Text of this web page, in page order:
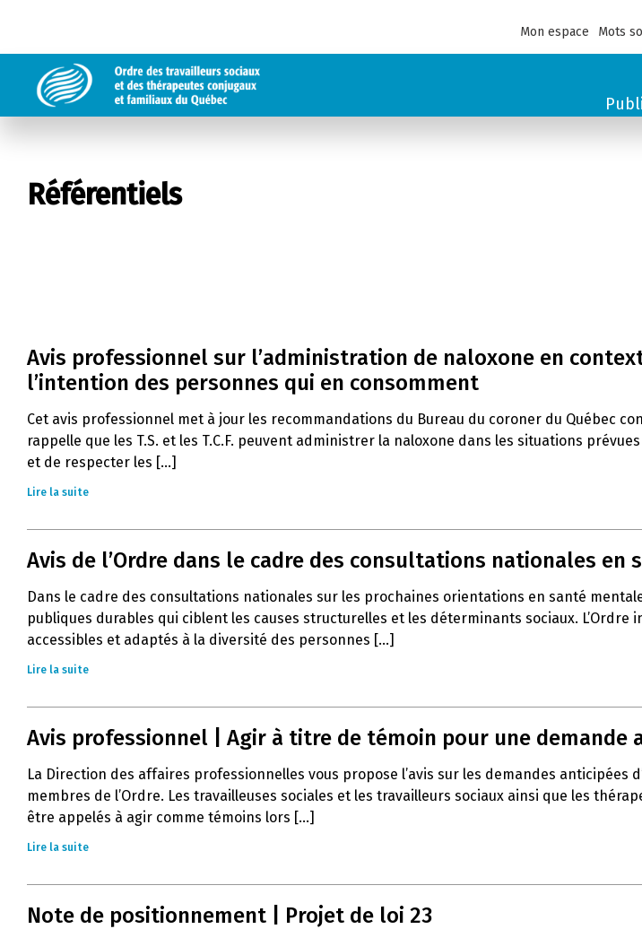
Mon espace Mots
Référentiels
Avis professionnel sur l’administration de naloxone en
l’intention des personnes qui en consomment
Cet avis professionnel met à jour les recommandations du Bureau du coroner du Québec
rappelle que les T.S. et les T.C.F. peuvent administrer la naloxone dans les situations
et de respecter les [...]
Lire la suite
Avis de l’Ordre dans le cadre des consultations nationales
Dans le cadre des consultations nationales sur les prochaines orientations en santé
publiques durables qui ciblent les causes structurelles et les déterminants sociaux.
accessibles et adaptés à la diversité des personnes [...]
Lire la suite
Avis professionnel | Agir à titre de témoin pour une demande
La Direction des affaires professionnelles vous propose l’avis sur les demandes
membres de l’Ordre. Les travailleuses sociales et les travailleurs sociaux ainsi que les
être appelés à agir comme témoins lors [...]
Lire la suite
Note de positionnement | Projet de loi 23